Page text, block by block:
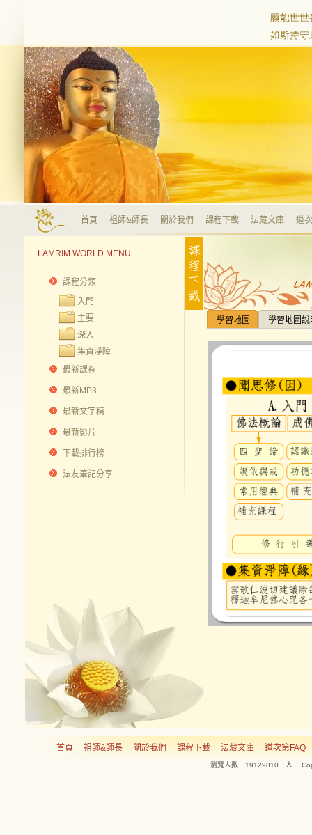
首頁 祖師&師長 關於我們 課程下載 法藏文庫 道
LAMRIM WORLD MENU
課程分類
入門
主要
深入
集資淨障
最新課程
最新MP3
最新文字稿
最新影片
下載排行榜
法友筆記分享
學習地圖 學習地圖說
首頁 祖師&師長 關於我們 課程下載 法藏文庫 道次第FAQ
瀏覽人數 19129810 人